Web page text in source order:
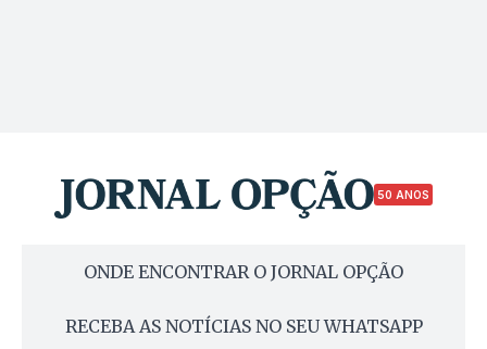
50 ANOS
ONDE ENCONTRAR O JORNAL OPÇÃO
RECEBA AS NOTÍCIAS NO SEU WHATSAPP